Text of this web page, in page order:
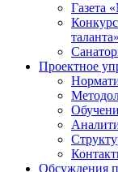
таланта»
Проектное
Обсуждения